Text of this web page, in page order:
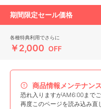
期間限定セール価格
各種特典利用でさらに
￥2,000 OFF
商品情報メンテナン
恐れ入りますがAM6:00まで
再度このページを読み込み直